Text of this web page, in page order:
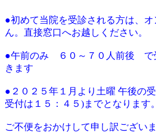
●初めて当院を受診される方は、
ん。直接窓口へお越しください。
●午前のみ ６０～７０人前後 で
きます
●２０２５年１月より土曜 午後の
受付は１５：４５)までとなります。
ご不便をおかけして申し訳ござい